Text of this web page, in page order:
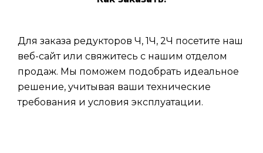
Для заказа редукторов Ч, 1Ч, 2Ч посетите наш
веб-сайт или свяжитесь с нашим отделом
продаж. Мы поможем подобрать идеальное
решение, учитывая ваши технические
требования и условия эксплуатации.